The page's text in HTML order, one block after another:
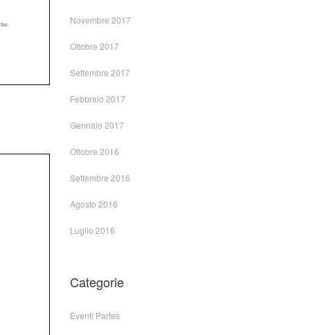
Novembre 2017
Ottobre 2017
Settembre 2017
Febbraio 2017
Gennaio 2017
Ottobre 2016
Settembre 2016
Agosto 2016
Luglio 2016
Categorie
Eventi Partes